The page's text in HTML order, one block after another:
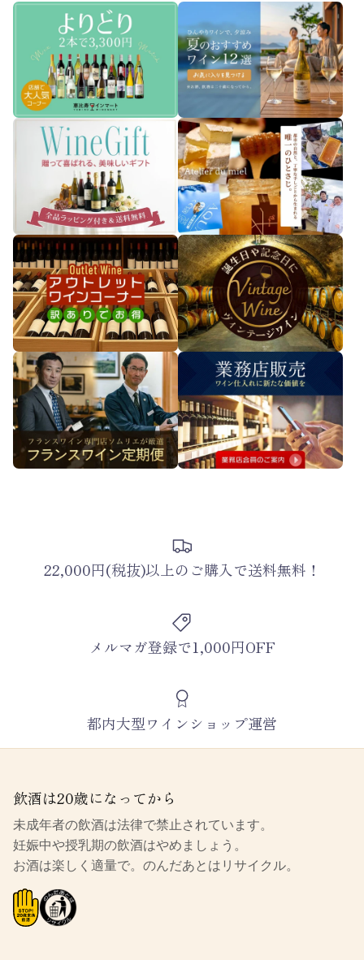
22,000円(税抜)以上のご購入で送料無料！
メルマガ登録で1,000円OFF
都内大型ワインショップ運営
飲酒は20歳になってから
未成年者の飲酒は法律で禁止されています。
妊娠中や授乳期の飲酒はやめましょう。
お酒は楽しく適量で。のんだあとはリサイクル。